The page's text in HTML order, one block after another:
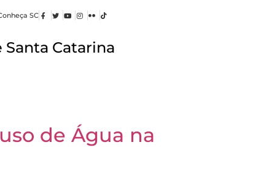
SC
Santa Catarina
de Água na